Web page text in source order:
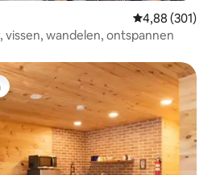
Gemiddelde
4,88 (301)
wandelen, ontspannen